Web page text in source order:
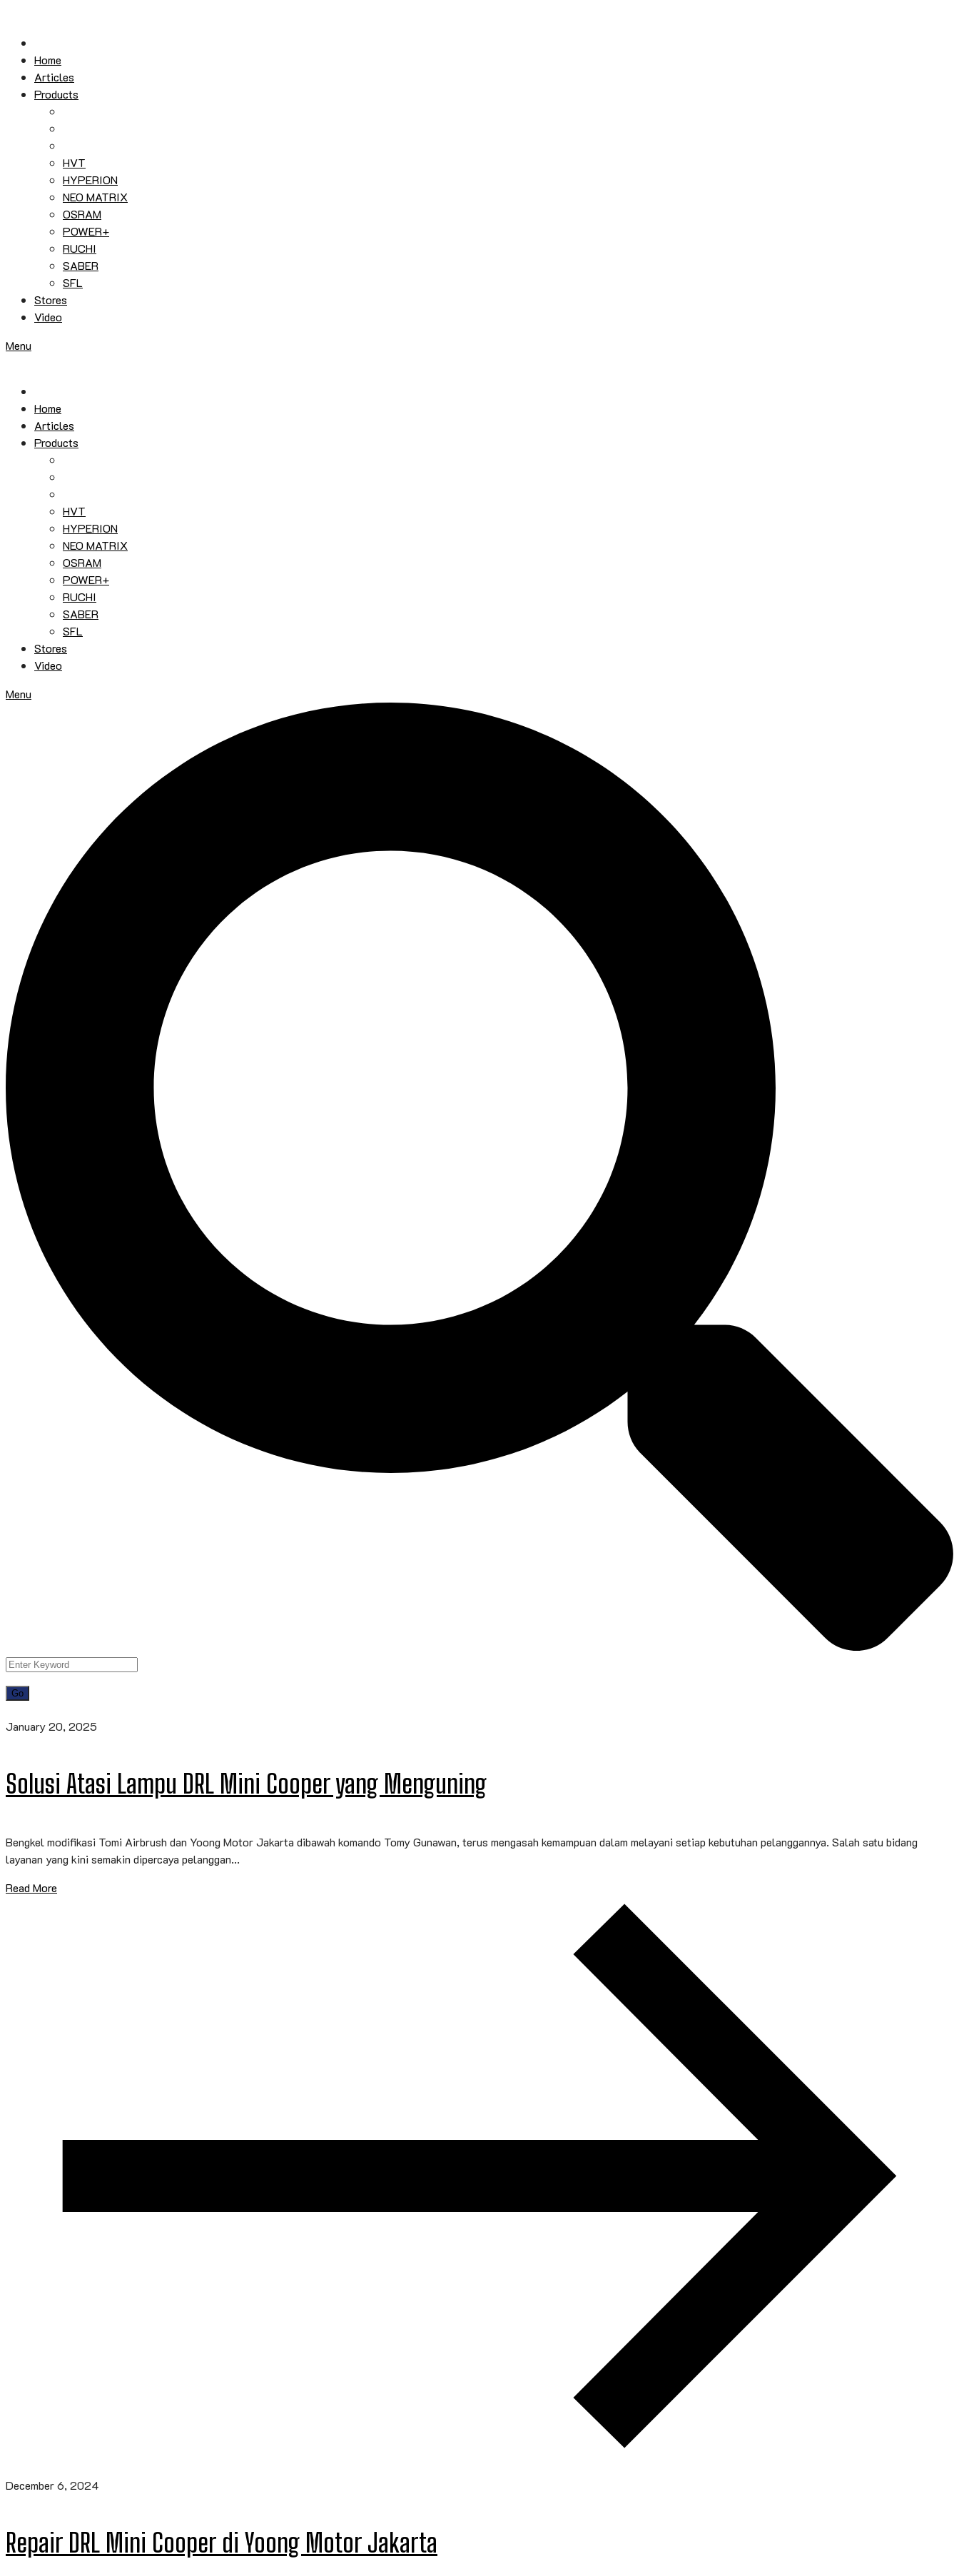
content
Home
Articles
Products
HVT
HYPERION
NEO MATRIX
OSRAM
POWER+
RUCHI
SABER
SFL
Stores
Video
Menu
Home
Articles
Products
HVT
HYPERION
NEO MATRIX
OSRAM
POWER+
RUCHI
SABER
SFL
Stores
Video
Menu
January 20, 2025
Solusi Atasi Lampu DRL Mini Cooper yang Menguning
Bengkel modifikasi Tomi Airbrush dan Yoong Motor Jakarta dibawah komando Tomy Gunawan, terus mengasah kemampuan dalam melayani setiap kebutuhan pelanggannya. Salah satu bidang
layanan yang kini semakin dipercaya pelanggan...
Read More
December 6, 2024
Repair DRL Mini Cooper di Yoong Motor Jakarta